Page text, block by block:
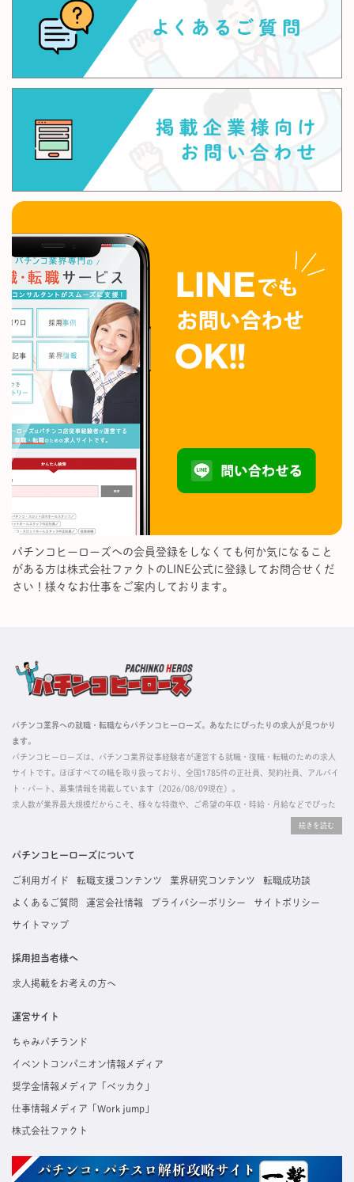
パチンコヒーローズへの会員登録をしなくても何か気になること
がある方は株式会社ファクトのLINE公式に登録してお問合せくだ
さい！様々なお仕事をご案内しております。
パチンコ業界への就職・転職ならパチンコヒーローズ。あなたにぴったりの求人が見つかり
ます。
パチンコヒーローズは、パチンコ業界従事経験者が運営する就職・復職・転職のための求人
サイトです。ほぼすべての職を取り扱っており、全国1785件の正社員、契約社員、アルバイ
ト・パート、募集情報を掲載しています（2026/08/09現在）。
求人数が業界最大規模だからこそ、様々な特徴や、ご希望の年収・時給・月給などでぴった
掲載している求人は、すべて契約法人様から寄せられた正規の求人情報です。応募いただい
た内容はすぐに直接事業所に届くためスムーズに転職・復職できます。
パチンコヒーローズについて
ご利用ガイド 転職支援コンテンツ 業界研究コンテンツ 転職成功談
よくあるご質問 運営会社情報 プライバシーポリシー サイトポリシー
サイトマップ
採用担当者様へ
求人掲載をお考えの方へ
運営サイト
ちゃみパチランド
イベントコンパニオン情報メディア
奨学金情報メディア「ベッカク」
仕事情報メディア「Work jump」
株式会社ファクト